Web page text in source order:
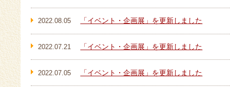
2022.08.05 「イベント・企画展」を更新しました
2022.07.21 「イベント・企画展」を更新しました
2022.07.05 「イベント・企画展」を更新しました